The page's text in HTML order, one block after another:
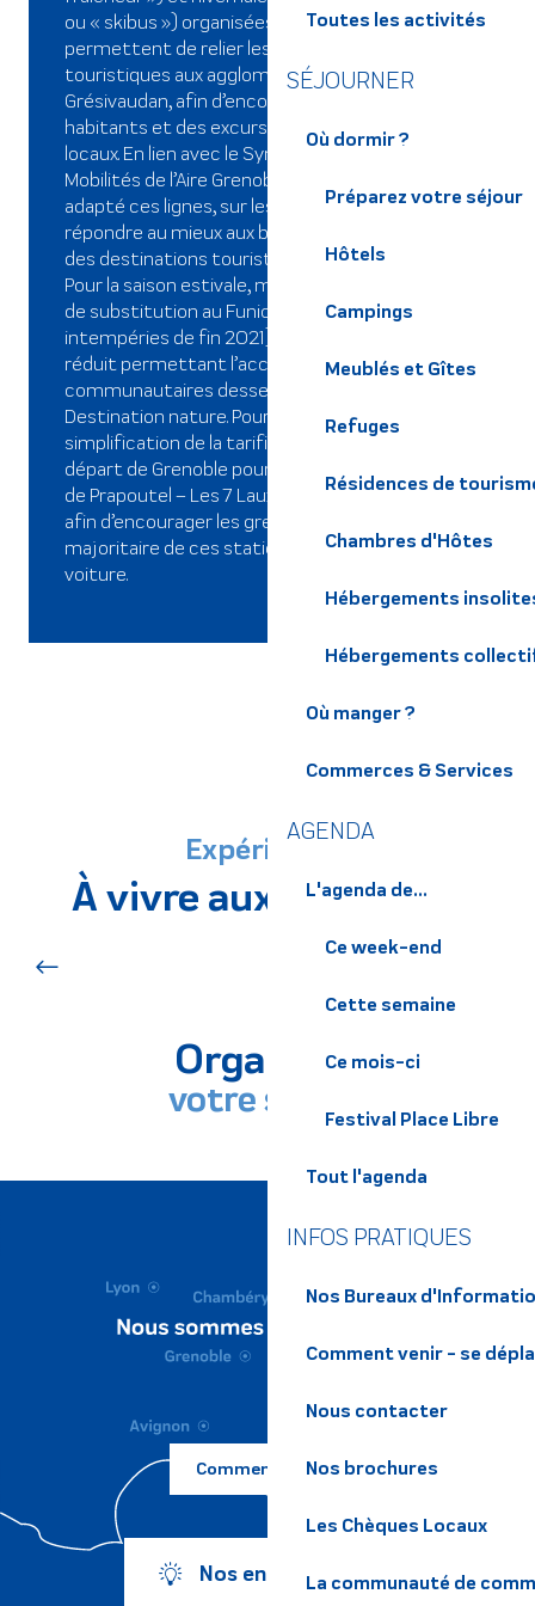
Toutes les activités
SÉJOURNER
Où dormir ?
Préparez votre séjour
Hôtels
Campings
Meublés et Gîtes
Refuges
Résidences de
Chambres d'Hôtes
Hébergements
Hébergements
Où manger ?
Commerces & Services
AGENDA
L'agenda de...
Ce week-end
Cette semaine
Ce mois-ci
Festival Place Libre
Tout l'agenda
INFOS PRATIQUES
Nos Bureaux
Comment venir - se
Nous contacter
Nos brochures
Les Chèques Locaux
La communauté de
ou « skibus ») organisées par le territoire
permettent de relier les grands sites
touristiques aux agglomérations et la vallée du
Grésivaudan, afin d’encourager la mobilité des
habitants et des excursionnistes / touristes
locaux. En lien avec le Syndicat Mixte des
Mobilités de l’Aire Grenobloise, Le Grésivaudan a
adapté ces lignes, sur les deux saisons, afin de
répondre au mieux aux besoins des usagers et
des destinations touristiques.
Pour la saison estivale, mise en place d’une ligne
de substitution au Funiculaire (fermé depuis les
intempéries de fin 2021) et création d’un tarif
réduit permettant l’accès aux équipements
communautaires desservis par les lignes
Destination nature. Pour la saison hivernale,
simplification de la tarification et création d’un
départ de Grenoble pour les lignes à destination
de Prapoutel – Les 7 Laux et de Chamrousse,
afin d’encourager les grenoblois, clientèle
majoritaire de ces stations, à délaisser leur
voiture.
Expériences
À vivre aux alentours
Balades et randonnées
Organisez
votre séjour
DÉCOUVRIR LE TERRITOIRE
Comment venir ?
Nos engagements